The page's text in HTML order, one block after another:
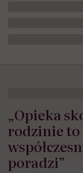
„Opieka
rodzinie to
poradzi”